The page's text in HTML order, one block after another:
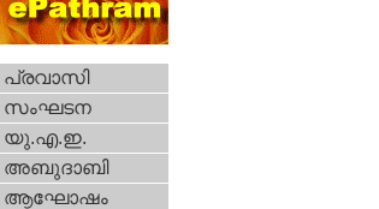
പ്രവാസി
സംഘടന
യു.എ.ഇ.
അബുദാബി
ആഘോഷം